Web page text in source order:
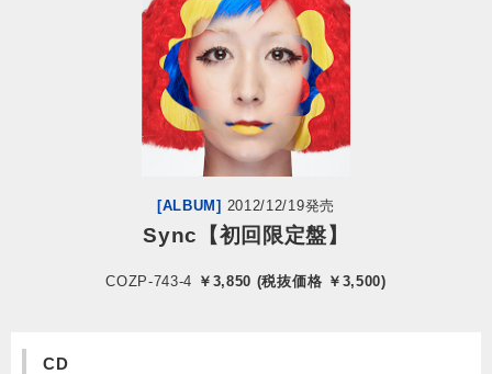
[ALBUM] 2012/12/19発売
Sync【初回限定盤】
COZP-743-4 ￥3,850 (税抜価格 ￥3,500)
CD